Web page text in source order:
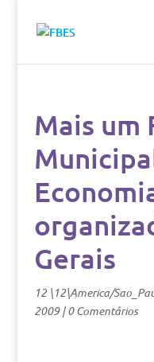
Mais um
Gerais
12 \12\America/
2009|0 Comentários